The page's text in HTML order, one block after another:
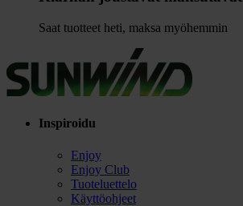
Saat tuotteet heti, maksa myöhemmin
Inspiroidu
Enjoy
Enjoy Club
Tuoteluettelo
Käyttöohjeet